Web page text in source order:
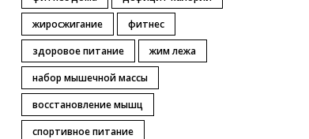
жиросжигание
фитнес
здоровое питание
жим лежа
набор мышечной массы
восстановление мышц
спортивное питание